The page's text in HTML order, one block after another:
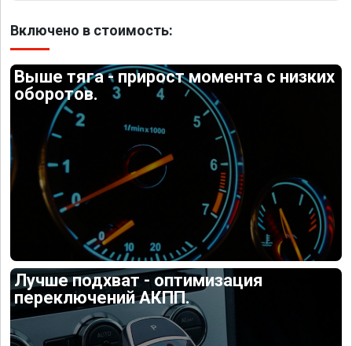
Включено в стоимость:
Выше тяга - прирост момента с низких
оборотов.
Лучше подхват - оптимизация
переключений АКПП.